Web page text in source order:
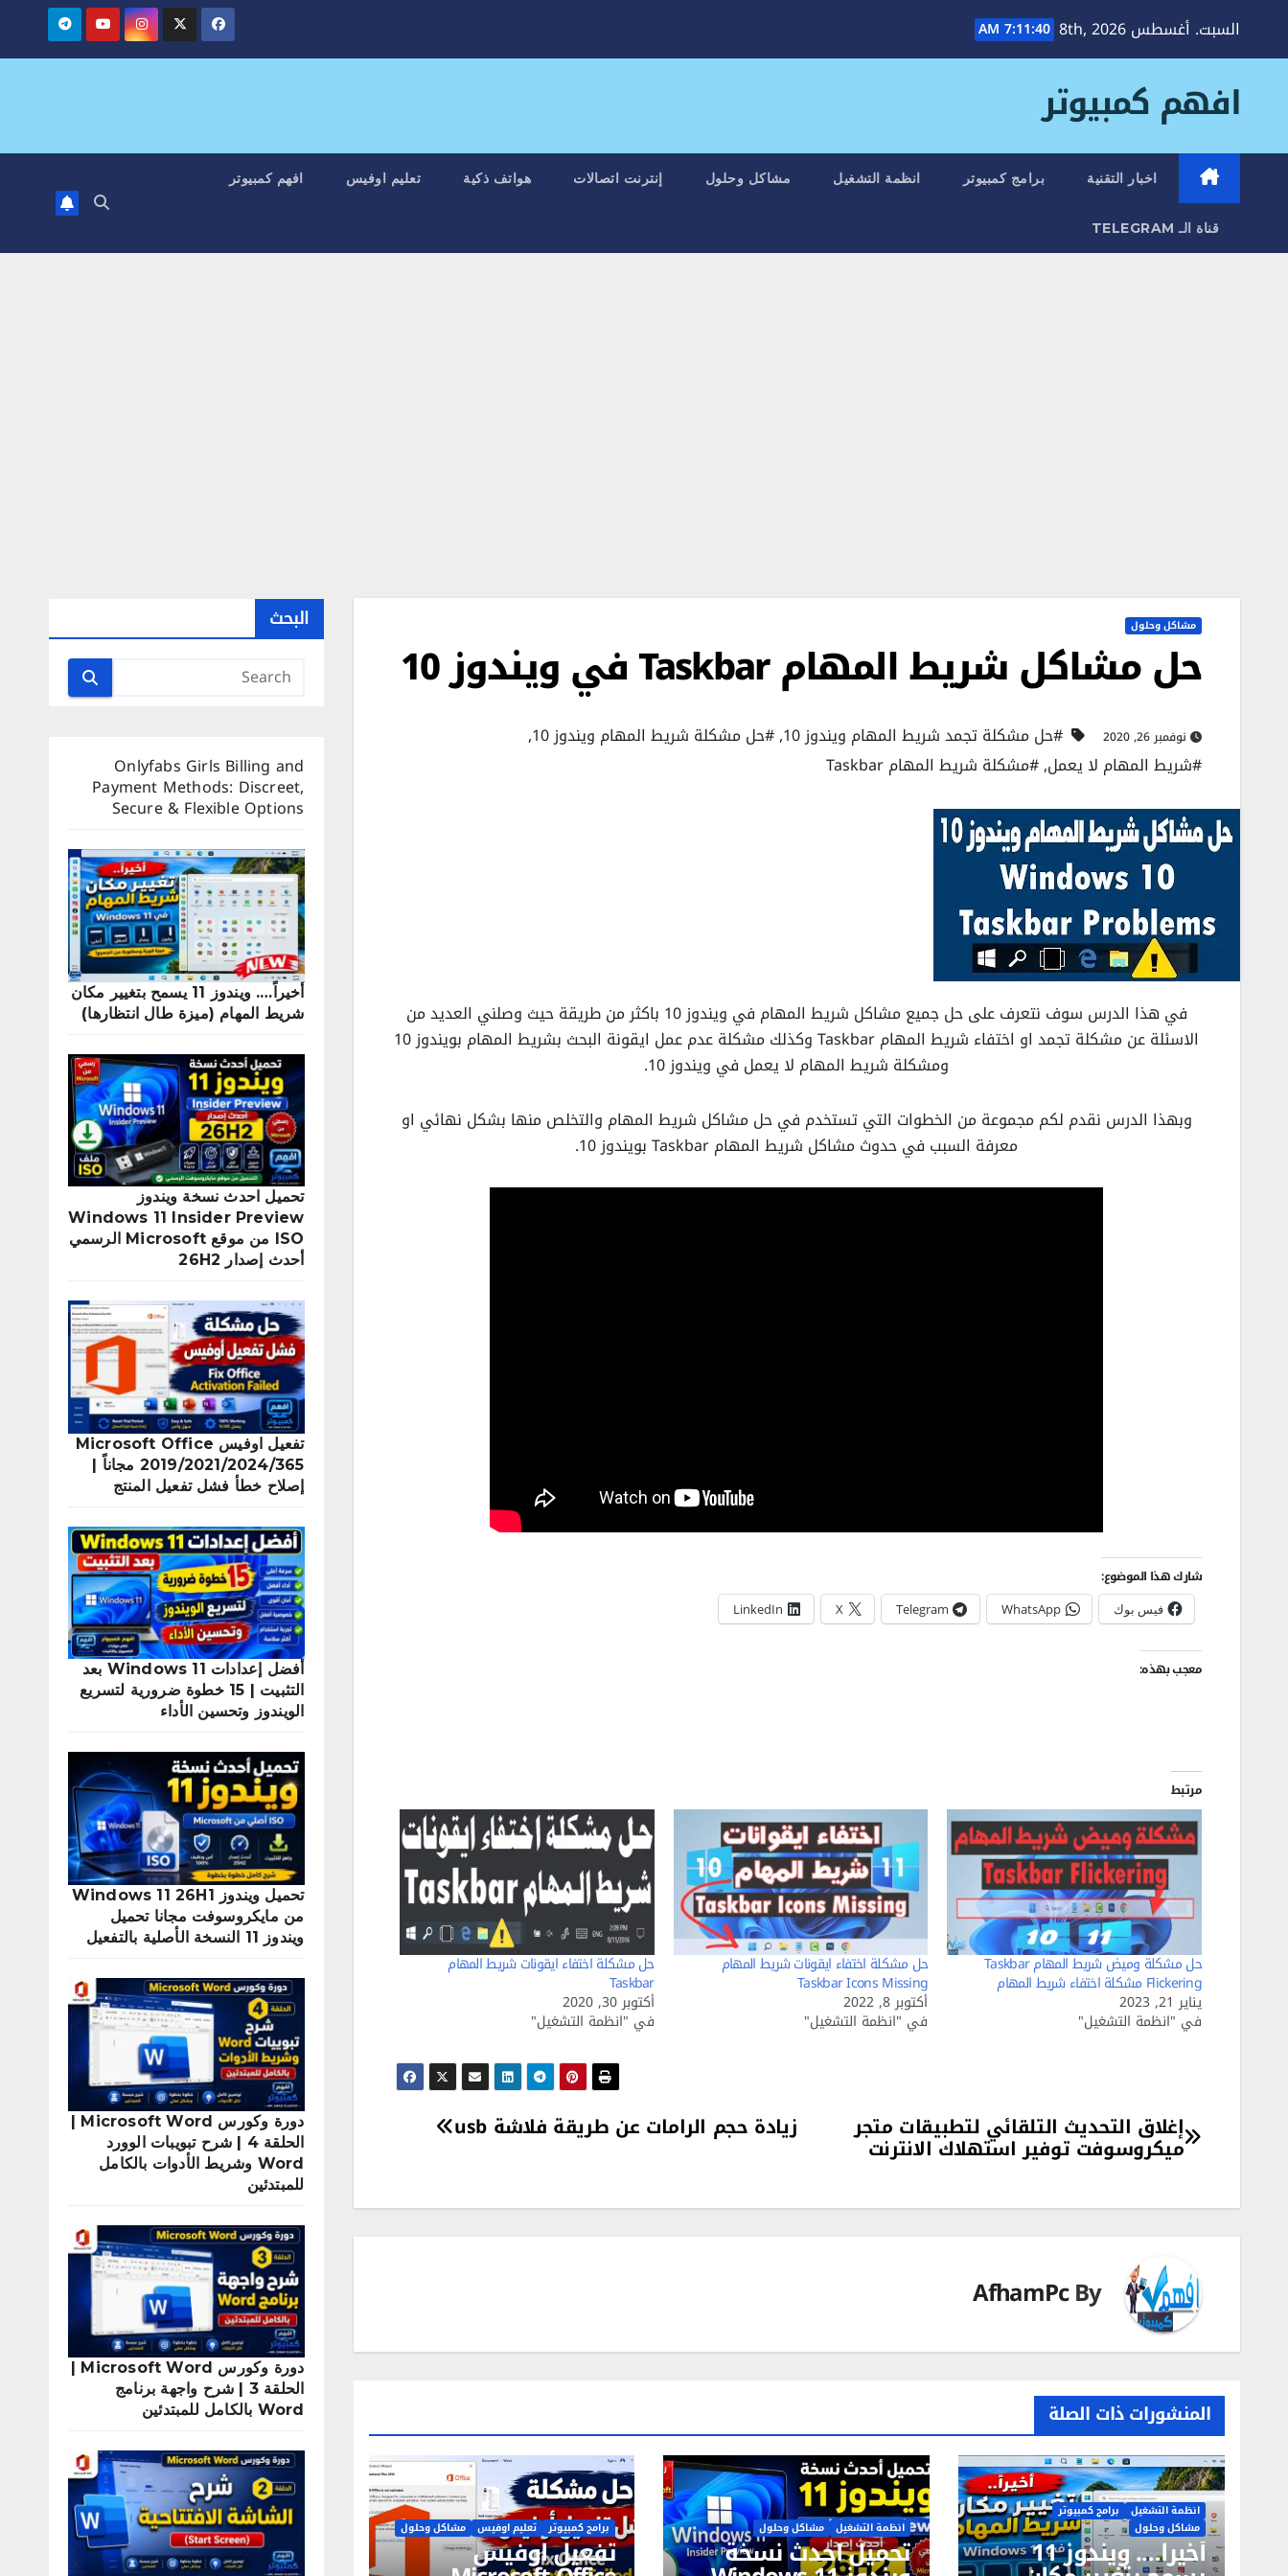
السبت. أغسطس 8th, 2026 7:11:41 AM
افهم كمبيوتر
اخبار التقنية برامج كمبيوتر انظمة التشغيل مشاكل وحلول إنترنت اتصالات هواتف ذكية تعليم اوفيس افهم كمبيوتر
قناة الـ TELEGRAM
مشاكل وحلول
حل مشاكل شريط المهام Taskbar في ويندوز 10
نوفمبر 26, 2020 #حل مشكلة تجمد شريط المهام ويندوز 10 ,#حل مشكلة شريط المهام ويندوز 10
,
#شريط المهام لا يعمل,#مشكلة شريط المهام Taskbar
في هذا الدرس سوف نتعرف على حل جميع مشاكل شريط المهام في ويندوز 10 باكثر من طريقة حيث وصلني العديد من
الاسئلة عن مشكلة تجمد او اختفاء شريط المهام Taskbar وكذلك مشكلة عدم عمل ايقونة البحث بشريط المهام بويندوز 10
ومشكلة شريط المهام لا يعمل في ويندوز 10.
وبهذا الدرس نقدم لكم مجموعة من الخطوات التي تستخدم في حل مشاكل شريط المهام والتخلص منها بشكل نهائي او
معرفة السبب في حدوث مشاكل شريط المهام Taskbar بويندوز 10.
شارك هذا الموضوع:
فيس بوك WhatsApp
Telegram
X
LinkedIn
معجب بهذه:
مرتبط
حل مشكلة وميض شريط المهام Taskbar
Flickering مشكلة اختفاء شريط المهام
يناير 21, 2023
في "انظمة التشغيل"
حل مشكلة اختفاء ايقونات شريط المهام
Taskbar Icons Missing
أكتوبر 8, 2022
في "انظمة التشغيل"
حل مشكلة اختفاء ايقونات شريط المهام
Taskbar
أكتوبر 30, 2020
في "انظمة التشغيل"
تصفّح
المقالات
زيادة حجم الرامات عن طريقة فلاشة usb إغلاق التحديث التلقائي لتطبيقات متجر
ميكروسوفت توفير استهلاك الانترنت
By
AfhamPc
المنشورات ذات الصلة
انظمة التشغيل
برامج كمبيوتر
مشاكل وحلول
أخيراً…. ويندوز 11
انظمة التشغيل مشاكل وحلول
تحميل احدث نسخة
برامج كمبيوتر تعليم اوفيس مشاكل وحلول
تفعيل اوفيس
البحث
Onlyfabs Girls Billing and
Payment Methods: Discreet,
Secure & Flexible Options
أخيراً…. ويندوز 11 يسمح بتغيير مكان
شريط المهام (ميزة طال انتظارها)
تحميل احدث نسخة ويندوز
Windows 11 Insider Preview
ISO من موقع Microsoft الرسمي
أحدث إصدار 26H2
تفعيل اوفيس Microsoft Office
2019/2021/2024/365 مجاناً |
إصلاح خطأ فشل تفعيل المنتج
أفضل إعدادات Windows 11 بعد
التثبيت | 15 خطوة ضرورية لتسريع
الويندوز وتحسين الأداء
تحميل ويندوز Windows 11 26H1
من مايكروسوفت مجانا تحميل
ويندوز 11 النسخة الأصلية بالتفعيل
دورة وكورس Microsoft Word |
الحلقة 4 | شرح تبويبات الوورد
Word وشريط الأدوات بالكامل
للمبتدئين
الحلقة 3 | شرح واجهة برنامج
Word بالكامل للمبتدئين